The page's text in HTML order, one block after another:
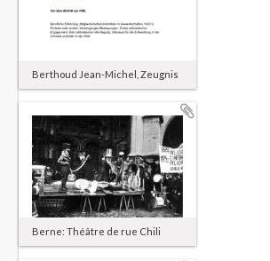
Berthoud Jean-Michel, Zeugnis
Berne: Théâtre de rue Chili